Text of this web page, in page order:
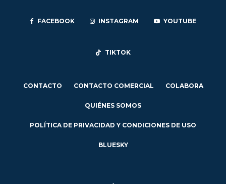
FACEBOOK INSTAGRAM YOUTUBE
TIKTOK
CONTACTO CONTACTO COMERCIAL COLABORA
QUIÉNES SOMOS
POLÍTICA DE PRIVACIDAD Y CONDICIONES DE USO
BLUESKY